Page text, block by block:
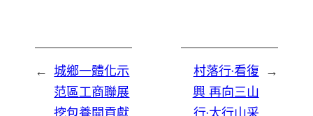
← 城鄉一體化示
范區工商聯展
→
村落行·看復
興 再向三山